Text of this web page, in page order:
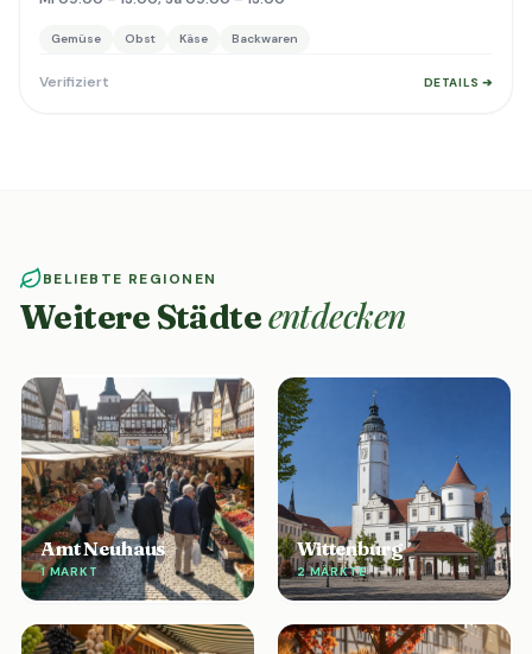
Gemüse Obst Käse Backwaren
Verifiziert DETAILS ➔
BELIEBTE REGIONEN
Weitere Städteentdecken
Amt Neuhaus
1 MARKT
Wittenburg
2 MÄRKTE